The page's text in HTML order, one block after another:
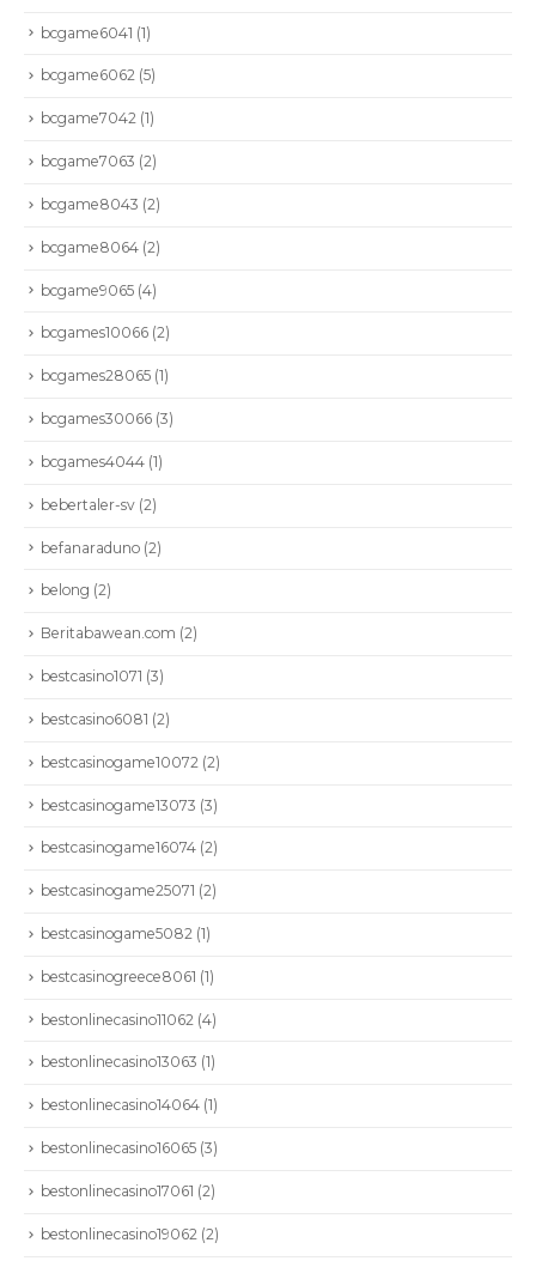
bcgame6041 (1)
bcgame6062 (5)
bcgame7042 (1)
bcgame7063 (2)
bcgame8043 (2)
bcgame8064 (2)
bcgame9065 (4)
bcgames10066 (2)
bcgames28065 (1)
bcgames30066 (3)
bcgames4044 (1)
bebertaler-sv (2)
befanaraduno (2)
belong (2)
Beritabawean.com (2)
bestcasino1071 (3)
bestcasino6081 (2)
bestcasinogame10072 (2)
bestcasinogame13073 (3)
bestcasinogame16074 (2)
bestcasinogame25071 (2)
bestcasinogame5082 (1)
bestcasinogreece8061 (1)
bestonlinecasino11062 (4)
bestonlinecasino13063 (1)
bestonlinecasino14064 (1)
bestonlinecasino16065 (3)
bestonlinecasino17061 (2)
bestonlinecasino19062 (2)